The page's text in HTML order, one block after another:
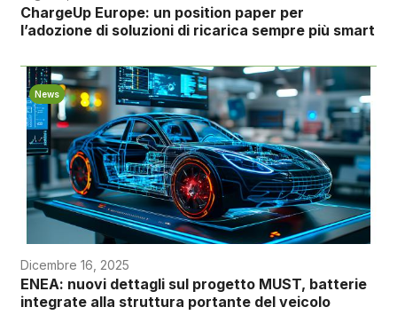
ChargeUp Europe: un position paper per
l’adozione di soluzioni di ricarica sempre più smart
News
Dicembre 16, 2025
ENEA: nuovi dettagli sul progetto MUST, batterie
integrate alla struttura portante del veicolo